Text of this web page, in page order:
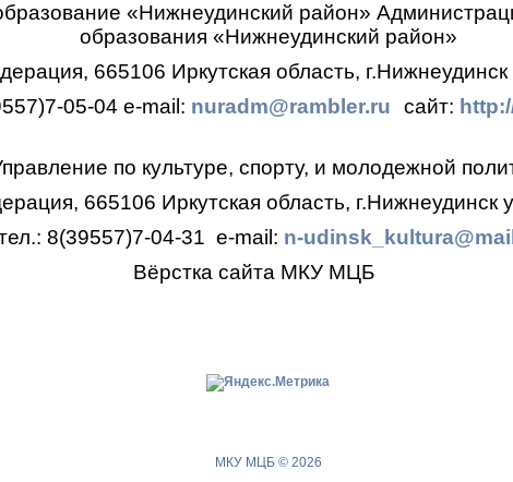
«Нижнеудинский район»
образования «Нижнеудинский район»
665106 Иркутская область, г.Нижнеудинск
05-04 e-mail: nuradm@rambler.ru сайт:
по культуре, спорту, и молодежной
665106 Иркутская область, г.Нижнеудинск
8(39557)7-04-31 e-mail: n-
Вёрстка сайта МКУ МЦБ
МКУ МЦБ © 2026